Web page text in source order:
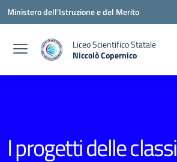
Vai ai contenuti
Vai al menu di navigazione
Vai al footer
Ministero dell'Istruzione e del Merito
Liceo Scientifico Statale
Niccolò Copernico
I progetti delle classi